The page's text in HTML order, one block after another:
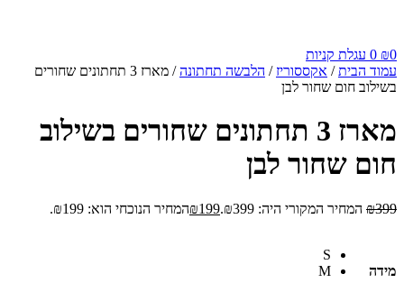
₪0
0 עגלת קניות
עמוד הבית/ אקססוריז / הלבשה תחתונה
/ מארז 3 תחתונים שחורים
בשילוב חום שחור לבן
מארז 3 תחתונים שחורים בשילוב
חום שחור לבן
₪399 המחיר המקורי היה: ₪399. ₪199 המחיר הנוכחי הוא: ₪199.
מידה
S
M